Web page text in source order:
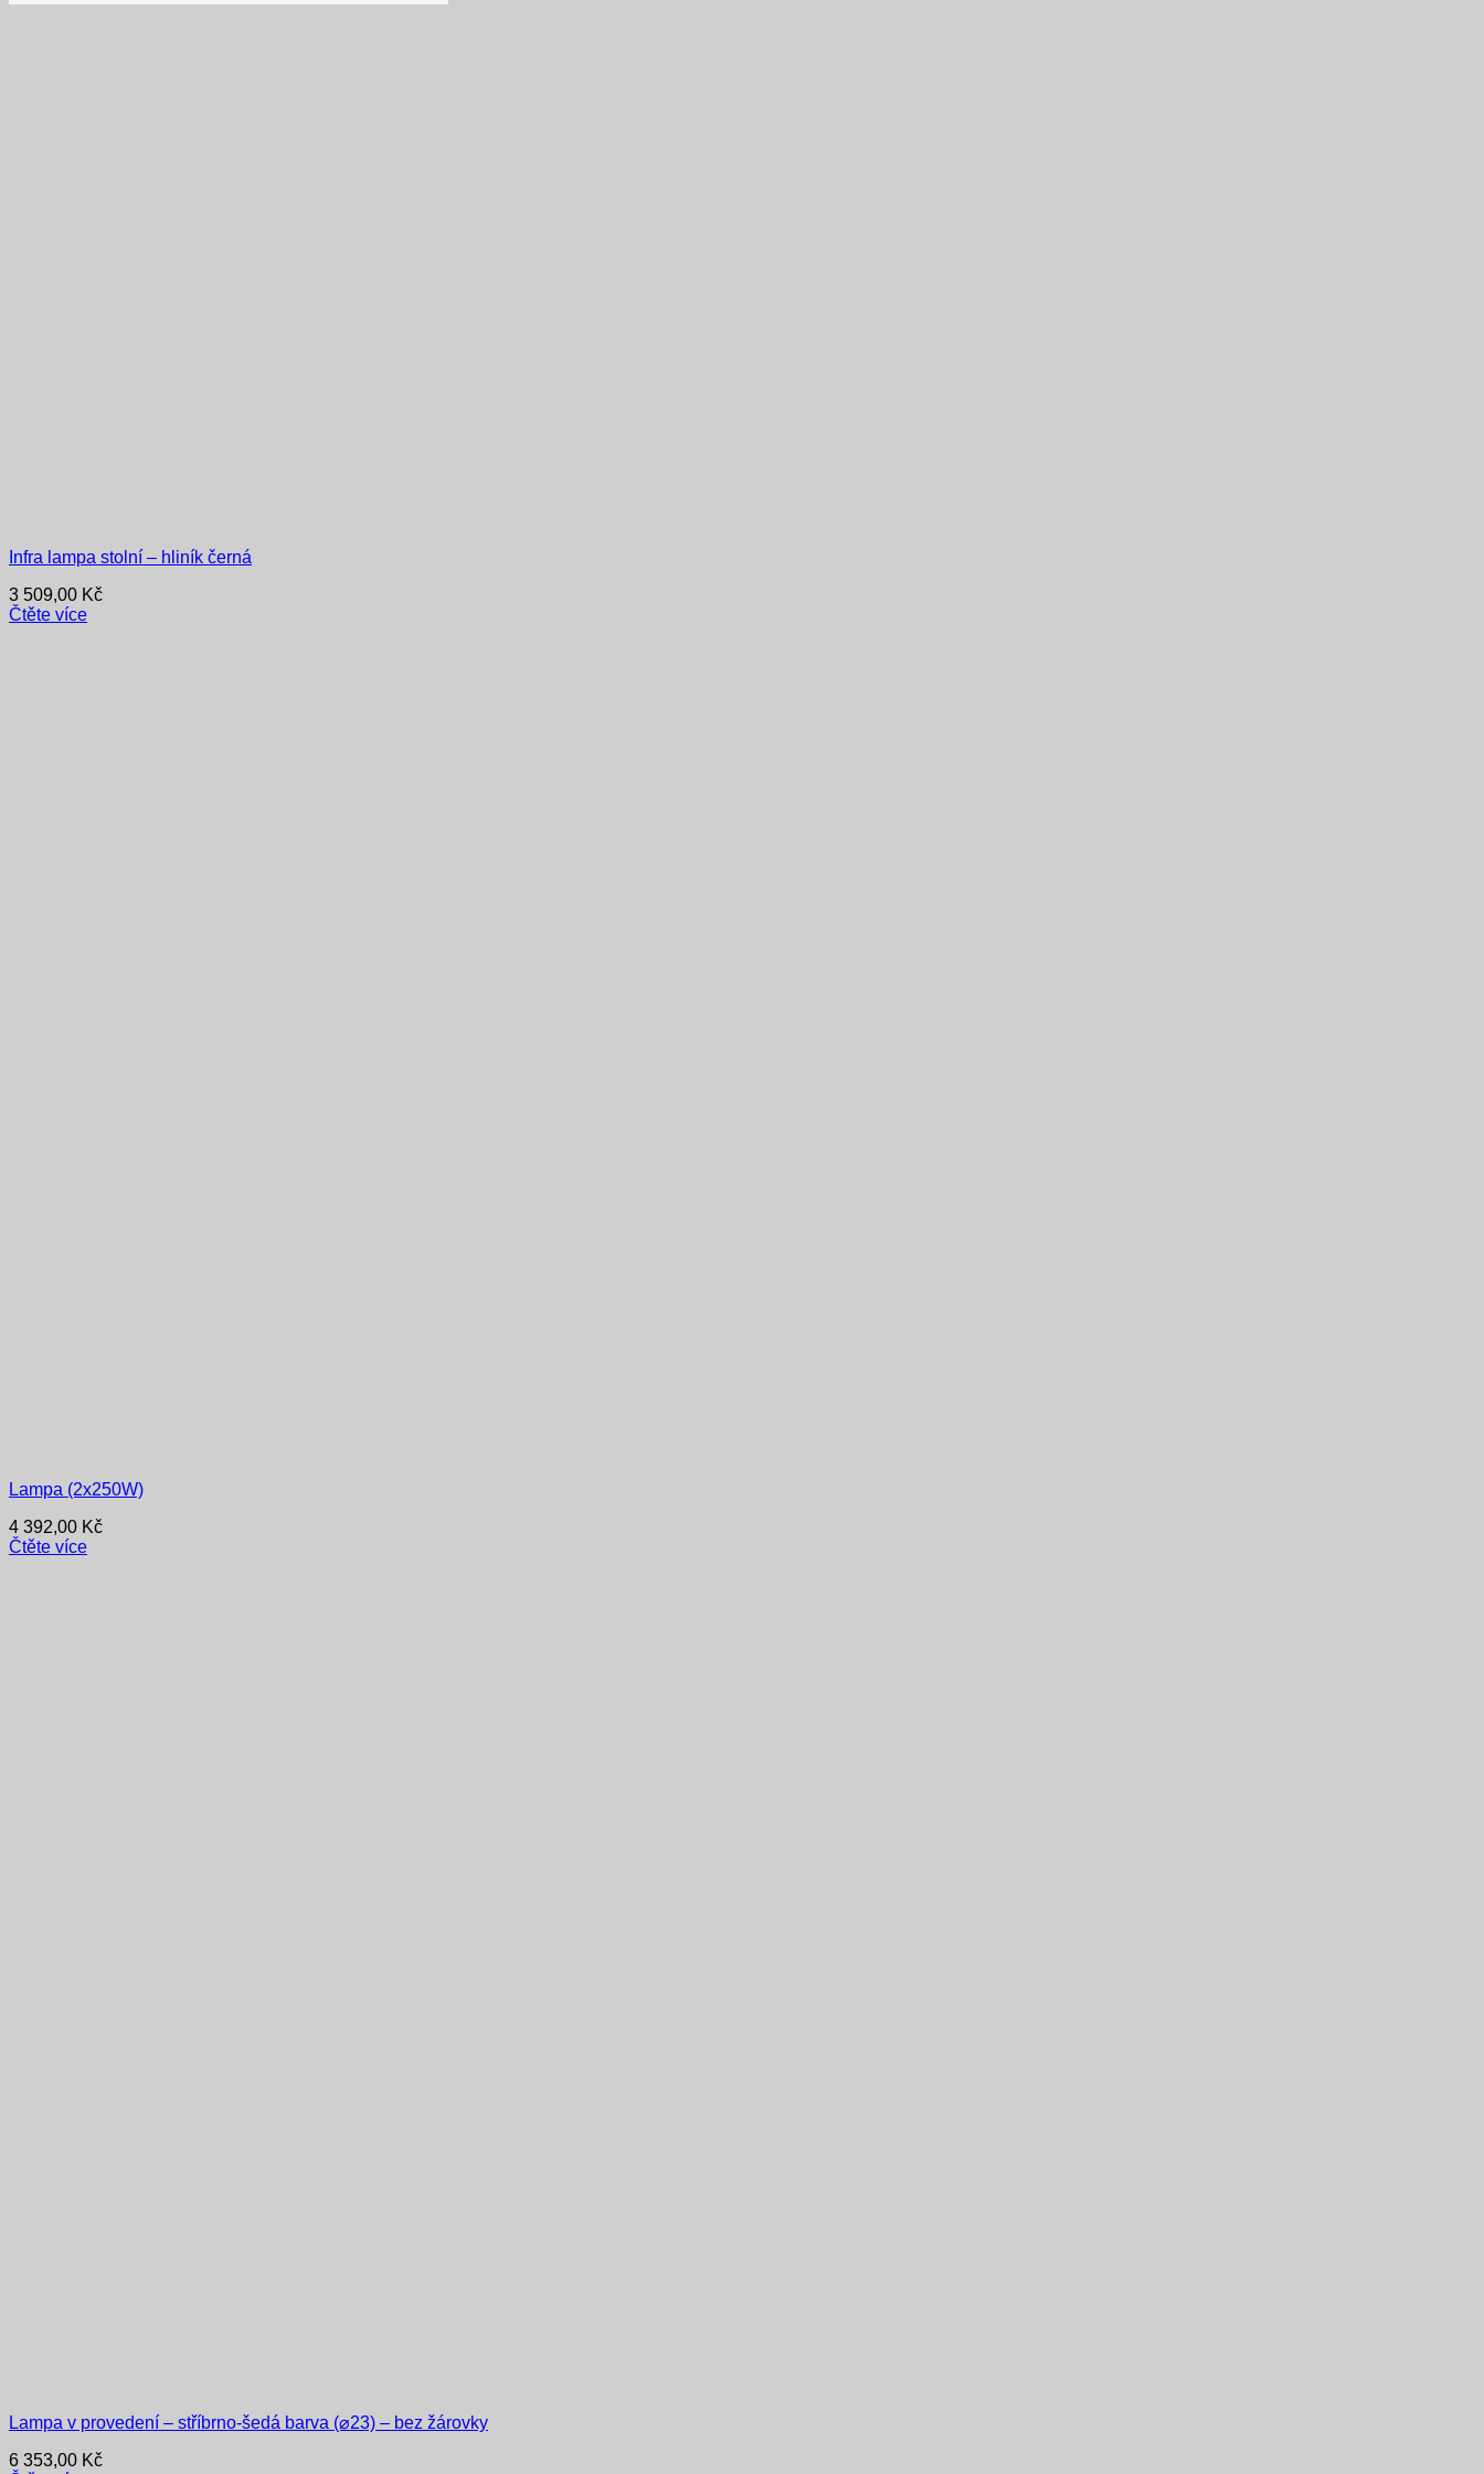
Infra lampa stolní – hliník černá
3 509,00 Kč
Čtěte více
Lampa (2x250W)
4 392,00 Kč
Čtěte více
Lampa v provedení – stříbrno-šedá barva (⌀23) – bez žárovky
6 353,00 Kč